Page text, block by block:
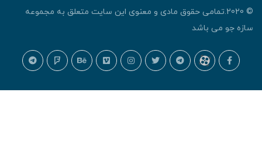
© 2020.تمامی حقوق مادی و معنوی این سایت متعلق به مجموعه
جو می باشد